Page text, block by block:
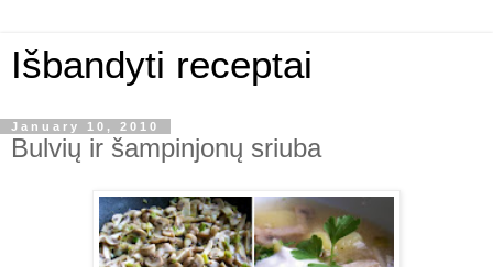
Išbandyti receptai
January 10, 2010
Bulvių ir šampinjonų sriuba